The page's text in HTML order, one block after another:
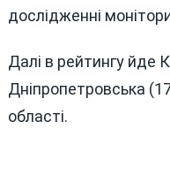
дослідженні
Далі в рейтингу йде
Дніпропетровська
області.